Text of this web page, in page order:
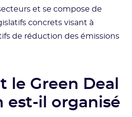
et se compose de
concrets visant à
de réduction des émissions
le Green Deal
est-il organisé